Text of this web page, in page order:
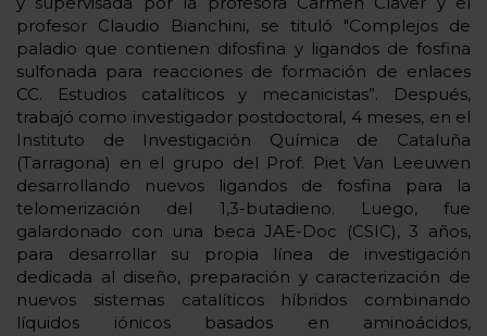
profesor Claudio Bianchini, se tituló "Complejos de
paladio que contienen difosfina y ligandos de fosfina
sulfonada para reacciones de formación de enlaces
CC. Estudios catalíticos y mecanicistas”. Después,
trabajó como investigador postdoctoral, 4 meses, en el
Instituto de Investigación Química de Cataluña
(Tarragona) en el grupo del Prof. Piet Van Leeuwen
desarrollando nuevos ligandos de fosfina para la
telomerización del 1,3-butadieno. Luego, fue
galardonado con una beca JAE-Doc (CSIC), 3 años,
para desarrollar su propia línea de investigación
dedicada al diseño, preparación y caracterización de
nuevos sistemas catalíticos híbridos combinando
líquidos iónicos basados ​​en aminoácidos,